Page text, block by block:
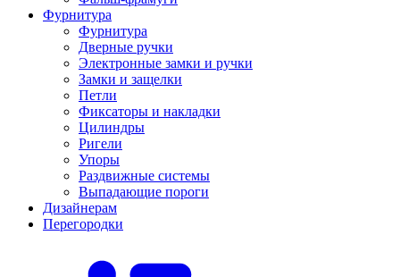
Фурнитура
Фурнитура
Дверные ручки
Электронные замки и ручки
Замки и защелки
Петли
Фиксаторы и накладки
Цилиндры
Ригели
Упоры
Раздвижные системы
Выпадающие пороги
Дизайнерам
Перегородки